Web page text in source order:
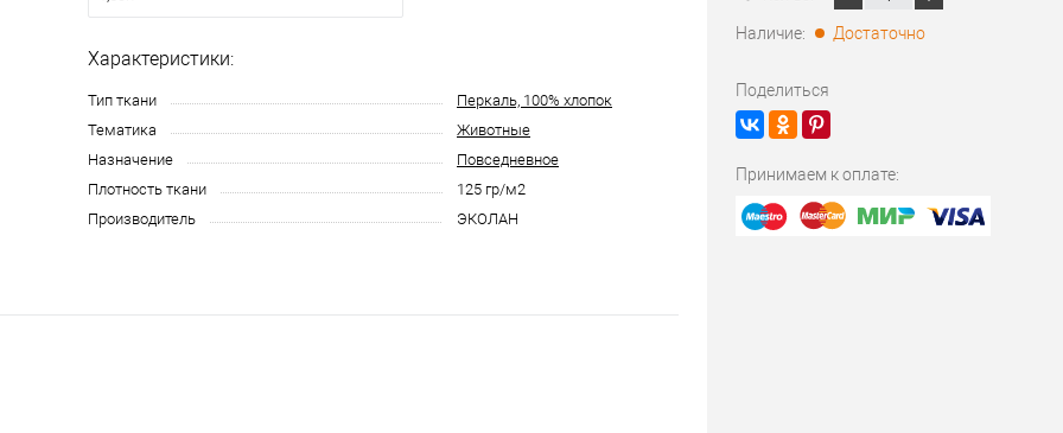
Характеристики:
Тип ткани
Перкаль, 100% хлопок
Тематика
Животные
Назначение
Повседневное
Плотность ткани
125 гр/м2
Производитель
ЭКОЛАН
Наличие: Достаточно
Поделиться
Принимаем к оплате: